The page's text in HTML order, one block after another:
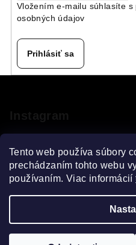
Tento web používa súbory
prechádzaním tohto webu
používaním. Viac informácií
Vložením e-mailu súhlasíte s
osobných údajov
Prihlásiť sa
ä
Sledovať na
Upraviť